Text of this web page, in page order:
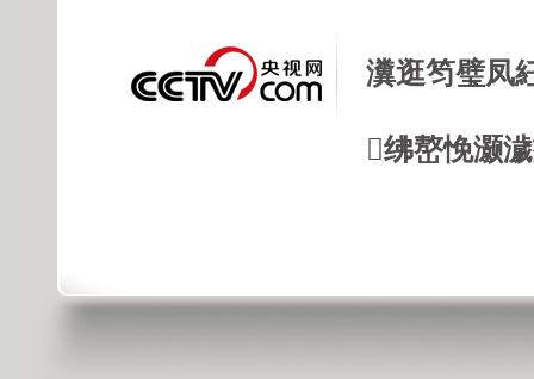
瀵逛笉璧凤
绋嶅悗灏